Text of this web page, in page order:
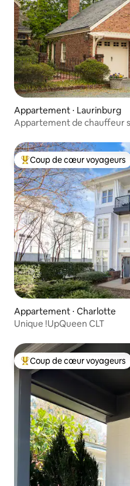
Appartement ⋅ Laurinburg
Appartement de chauffeur
Coups de cœur voyageurs
Coup de cœur voyageurs
Appartement ⋅ Charlotte
Unique !UpQueen CLT
Coups de cœur voyageurs
Coup de cœur voyageurs